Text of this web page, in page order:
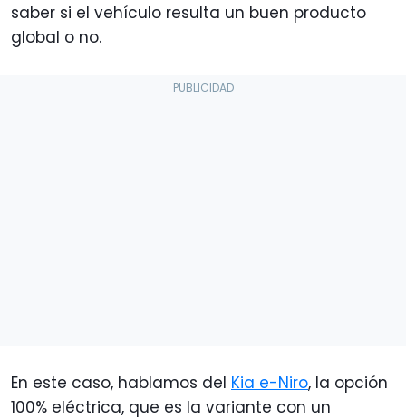
saber si el vehículo resulta un buen producto
global o no.
En este caso, hablamos del Kia e-Niro, la opción
100% eléctrica, que es la variante con un